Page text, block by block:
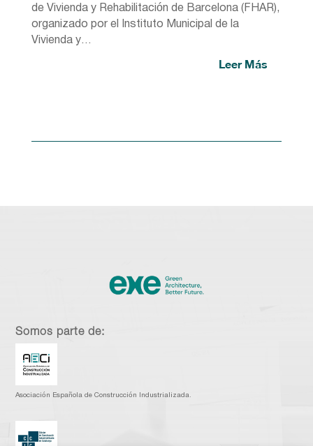
de Vivienda y Rehabilitación de Barcelona (FHAR),
organizado por el Instituto Municipal de la
Vivienda y…
Leer Más
Somos parte de:
Asociación Española de Construcción Industrializada.